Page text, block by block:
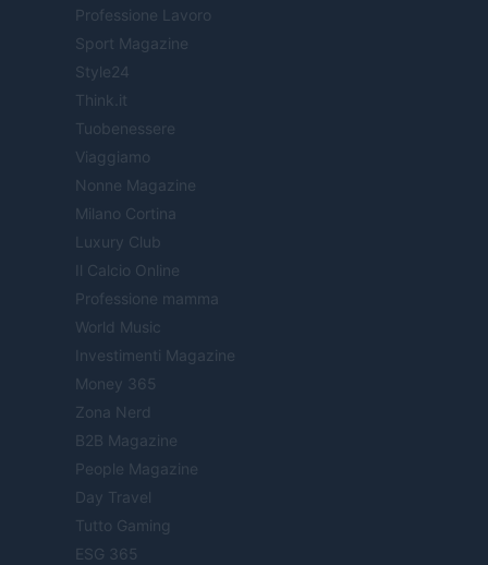
Professione Lavoro
Sport Magazine
Style24
Think.it
Tuobenessere
Viaggiamo
Nonne Magazine
Milano Cortina
Luxury Club
Il Calcio Online
Professione mamma
World Music
Investimenti Magazine
Money 365
Zona Nerd
B2B Magazine
People Magazine
Day Travel
Tutto Gaming
ESG 365